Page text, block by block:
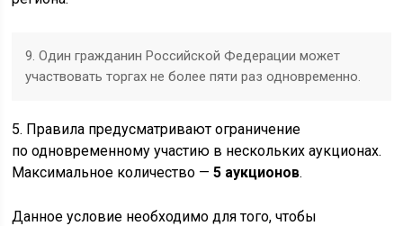
9. Один гражданин Российской Федерации может
участвовать торгах не более пяти раз одновременно.
5. Правила предусматривают ограничение
по одновременному участию в нескольких аукционах.
Максимальное количество —5 аукционов.
Данное условие необходимо для того, чтобы